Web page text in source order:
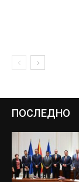
ПОСЛЕДНО